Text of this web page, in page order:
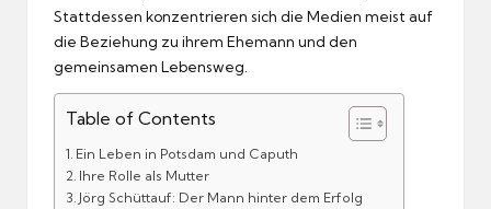
Stattdessen konzentrieren sich die Medien meist auf
die Beziehung zu ihrem Ehemann und den
gemeinsamen Lebensweg.
Table of Contents
Ein Leben in Potsdam und Caputh
Ihre Rolle als Mutter
Jörg Schüttauf: Der Mann hinter dem Erfolg